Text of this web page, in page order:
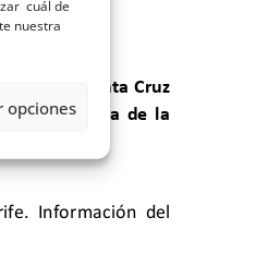
cuál de
nuestra
opciones